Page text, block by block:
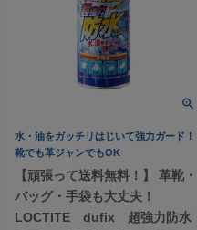
水・油をガッチリはじいて強力ガード！
靴でも革ジャンでもOK
【頑張って送料無料！】 革靴・
バッグ・手袋も大丈夫！
LOCTITE dufix 超強力防水